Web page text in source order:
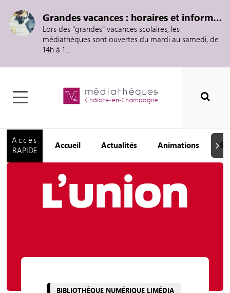
Grandes vacances : horaires et informations
Lors des "grandes" vacances scolaires, les
médiathèques sont ouvertes du mardi au samedi, de
14h à 1...
Accès
RAPIDE
Accueil Actualités Animations
BIBLIOTHÈQUE NUMÉRIQUE LIMÉDIA